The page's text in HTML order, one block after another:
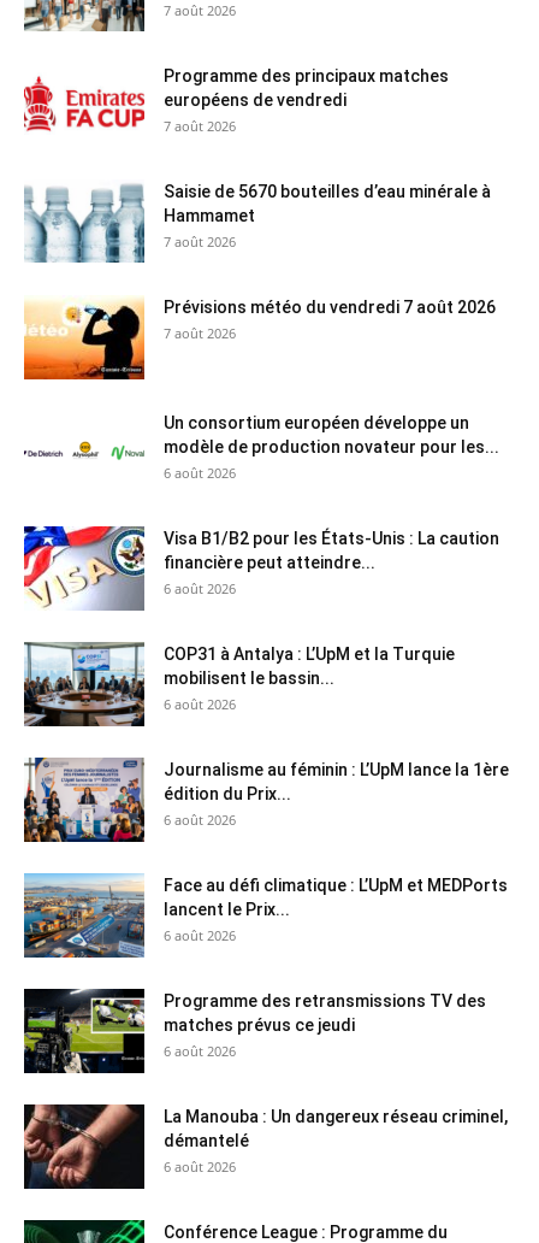
7 août 2026
Programme des principaux matches
européens de vendredi
7 août 2026
Saisie de 5670 bouteilles d’eau minérale à
Hammamet
7 août 2026
Prévisions météo du vendredi 7 août 2026
7 août 2026
Un consortium européen développe un
modèle de production novateur pour les...
6 août 2026
Visa B1/B2 pour les États-Unis : La caution
financière peut atteindre...
6 août 2026
COP31 à Antalya : L’UpM et la Turquie
mobilisent le bassin...
6 août 2026
Journalisme au féminin : L’UpM lance la 1ère
édition du Prix...
6 août 2026
Face au défi climatique : L’UpM et MEDPorts
lancent le Prix...
6 août 2026
Programme des retransmissions TV des
matches prévus ce jeudi
6 août 2026
La Manouba : Un dangereux réseau criminel,
démantelé
6 août 2026
Conférence League : Programme du